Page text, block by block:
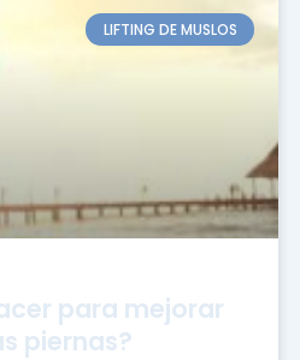
LIFTING DE MUSLOS
para mejorar
piernas?